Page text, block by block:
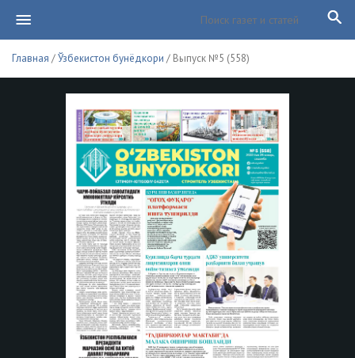
Главная /Ўзбекистон бунёдкори / Выпуск №5 (558)